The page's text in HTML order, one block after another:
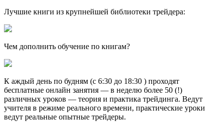
Лучшие книги из крупнейшей библиотеки трейдера:
Чем дополнить обучение по книгам?
К аждый день по будням (с 6:30 до 18:30 ) проходят
бесплатные онлайн занятия — в неделю более 50 (!)
различных уроков — теория и практика трейдинга. Ведут
учителя в режиме реального времени, практические уроки
ведут реальные опытные трейдеры.